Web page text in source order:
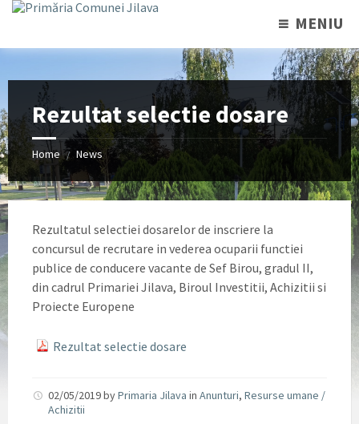
MENIU
Rezultat selectie dosare
Home / News
Rezultatul selectiei dosarelor de inscriere la
concursul de recrutare in vederea ocuparii functiei
publice de conducere vacante de Sef Birou, gradul II,
din cadrul Primariei Jilava, Biroul Investitii, Achizitii si
Proiecte Europene
Rezultat selectie dosare
02/05/2019byPrimaria Jilava in Anunturi, Resurse umane /
Achizitii